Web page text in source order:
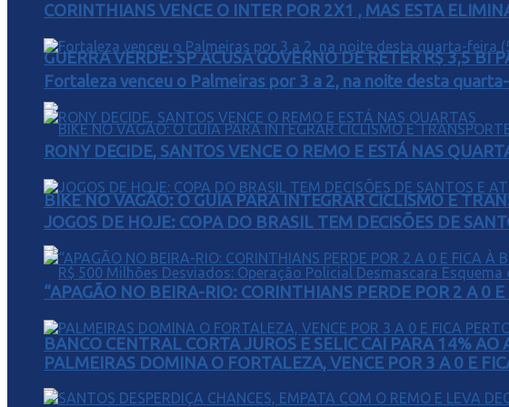
GUERRA VERDE: SP ACUSA GOVERNO DE RETER R$ 3,5 BI
BIKE NO VAGÃO: O GUIA PARA INTEGRAR CICLISMO E
BANCO CENTRAL CORTA JUROS E SELIC CAI PARA 14% AO
CORINTHIANS VENCE O INTER POR 2X1 , MAS ESTA
Fortaleza venceu o Palmeiras por 3 a 2, na noite desta
RONY DECIDE, SANTOS VENCE O REMO E ESTÁ NAS
JOGOS DE HOJE: COPA DO BRASIL TEM DECISÕES DE
“APAGÃO NO BEIRA-RIO: CORINTHIANS PERDE POR 2 A 0
PALMEIRAS DOMINA O FORTALEZA, VENCE POR 3 A 0 E